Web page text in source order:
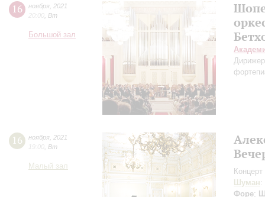
16 ноября 2021
20:00 Вт
Большой зал
16 ноября 2021
19:00 Вт
Малый зал
Шуман:
Форе;